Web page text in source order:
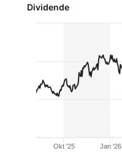
Dividende
Okt '25 Jan '26